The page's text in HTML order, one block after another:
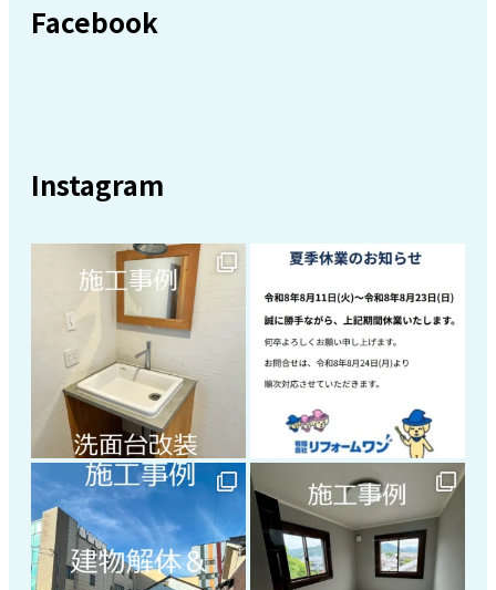
Facebook
Instagram